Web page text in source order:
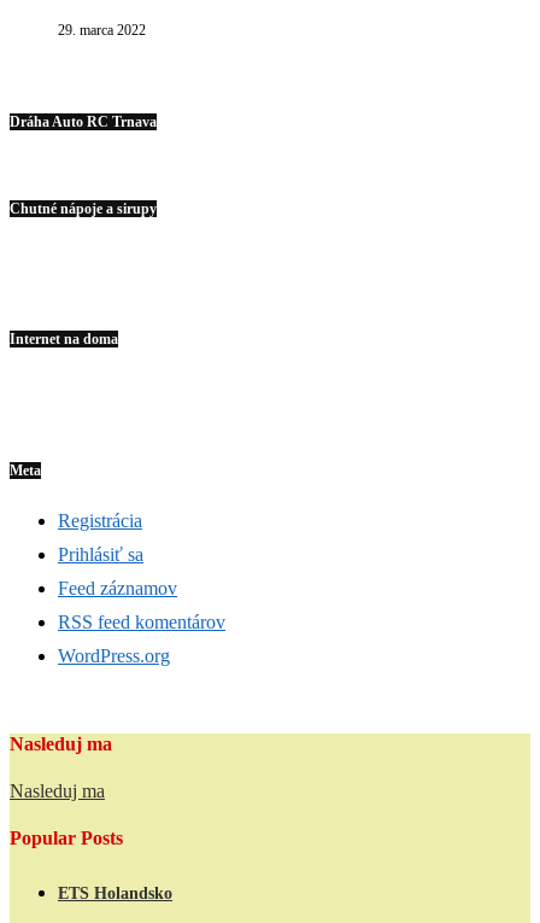
29. marca 2022
Dráha Auto RC Trnava
Chutné nápoje a sirupy
Internet na doma
Meta
Registrácia
Prihlásiť sa
Feed záznamov
RSS feed komentárov
WordPress.org
Nasleduj ma
Nasleduj ma
Popular Posts
ETS Holandsko